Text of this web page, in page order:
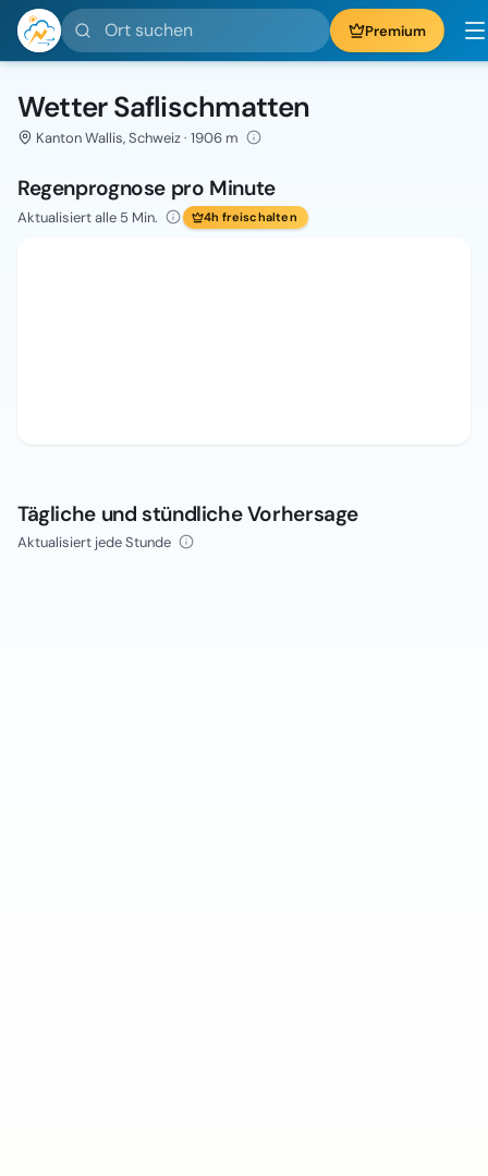
Ort suchen Premium
Wetter Saflischmatten
Kanton Wallis, Schweiz · 1906 m
Regenprognose pro Minute
Aktualisiert alle 5 Min. 4h freischalten
Tägliche und stündliche Vorhersage
Aktualisiert jede Stunde